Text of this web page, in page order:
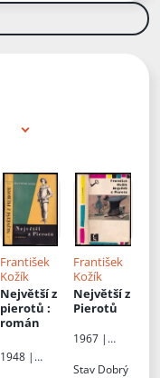
František
Kožík
Největší z
pierotů:
román
1948 |
František
Kožík
Největší z
Pierotů
1967 |
nský
Stav Dobrý